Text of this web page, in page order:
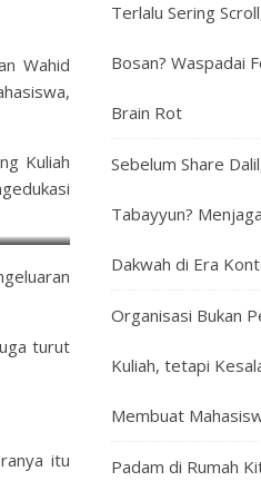
Wahid
Kuliah
turut
itu
Terlalu Sering
Bosan? Waspadai
Brain Rot
Sebelum Share
Tabayyun?
Dakwah di Era
Organisasi Bukan
Kuliah, tetapi
Membuat
Padam di Rumah